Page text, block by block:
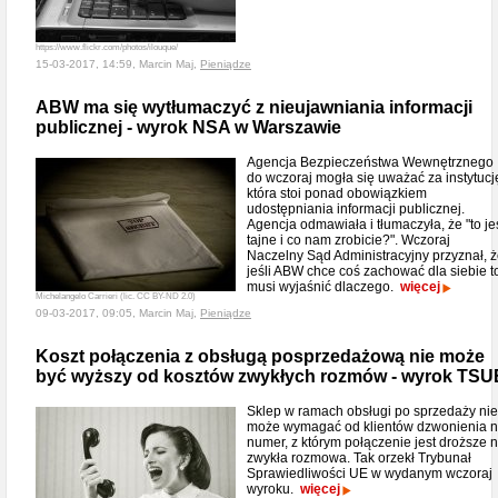
https://www.flickr.com/photos/ilouque/
15-03-2017, 14:59, Marcin Maj, Pieniądze
ABW ma się wytłumaczyć z nieujawniania informacji
publicznej - wyrok NSA w Warszawie
Michelangelo Carrieri (lic. CC BY-ND 2.0)
Agencja Bezpieczeństwa Wewnętrznego
do wczoraj mogła się uważać za
która stoi ponad obowiązkiem
udostępniania informacji publicznej.
Agencja odmawiała i tłumaczyła, że "to
tajne i co nam zrobicie?". Wczoraj
Naczelny Sąd Administracyjny przyznał,
jeśli ABW chce coś zachować dla siebie
musi wyjaśnić dlaczego. więcej
09-03-2017, 09:05, Marcin Maj, Pieniądze
Koszt połączenia z obsługą posprzedażową nie może
być wyższy od kosztów zwykłych rozmów - wyrok
Sklep w ramach obsługi po sprzedaży nie
może wymagać od klientów dzwonienia
numer, z którym połączenie jest droższe
zwykła rozmowa. Tak orzekł Trybunał
Sprawiedliwości UE w wydanym wczoraj
wyroku. więcej